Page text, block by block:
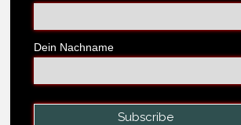
Dein Nachname